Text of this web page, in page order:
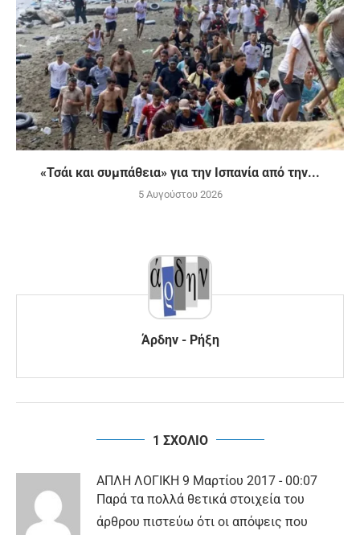
«Τσάι και συμπάθεια» για την Ισπανία από την...
5 Αυγούστου 2026
Άρδην - Ρήξη
1 ΣΧΟΛΙΟ
ΑΠΛΗ ΛΟΓΙΚΗ 9 Μαρτίου 2017 - 00:07
Παρά τα πολλά θετικά στοιχεία του
άρθρου πιστεύω ότι οι απόψεις που